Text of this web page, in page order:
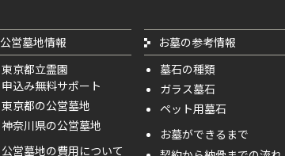
公営墓地情報
東京都立霊園
申込み無料サポート
東京都の公営墓地
神奈川県の公営墓地
公営墓地の費用について
お墓の参考情報
墓石の種類
ガラス墓石
ペット用墓石
お墓ができるまで